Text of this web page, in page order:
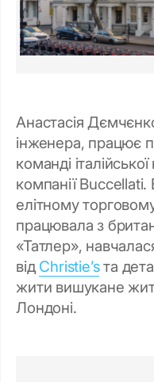
Анастасія
інженера, працює
команді
компанії
елітному
працювала з
«Татлер»,
відChristie’sта
жити вишукане
Лондоні.